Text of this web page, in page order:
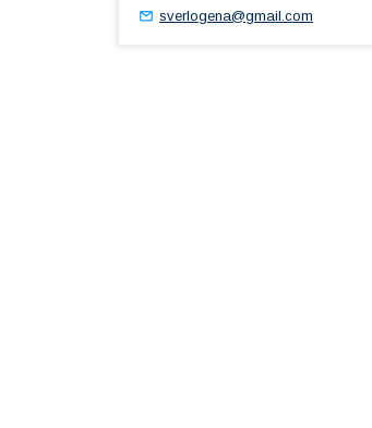
sverlogena@gmail.com